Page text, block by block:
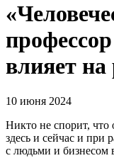
влияет
10 июня 2024
Никто не спорит,
здесь и сейчас и при
с людьми и бизнесом